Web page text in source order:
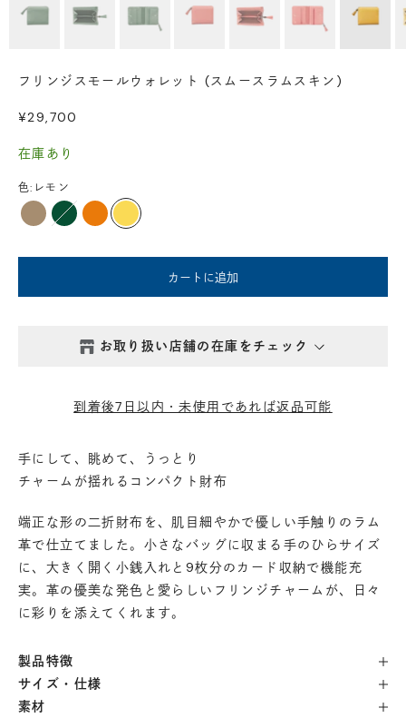
フリンジスモールウォレット (スムースラムスキン)
セール価格
¥29,700
在庫あり
色: レモン
クレイグリーンコーラルレモン
カートに追加
お取り扱い店舗の在庫をチェック
丸の内店 - 在庫 - △
渋谷店- 在庫 - △
六本木店- 在庫 -△
自由が丘店
到着後7日以内・未使用であれば返品可能
手にして、眺めて、うっとり
チャームが揺れるコンパクト財布
端正な形の二折財布を、肌目細やかで優しい手触りのラム
革で仕立てました。小さなバッグに収まる手のひらサイズ
に、大きく開く小銭入れと9枚分のカード収納で機能充
実。革の優美な発色と愛らしいフリンジチャームが、日々
に彩りを添えてくれます。
製品特徴
サイズ・仕様
素材